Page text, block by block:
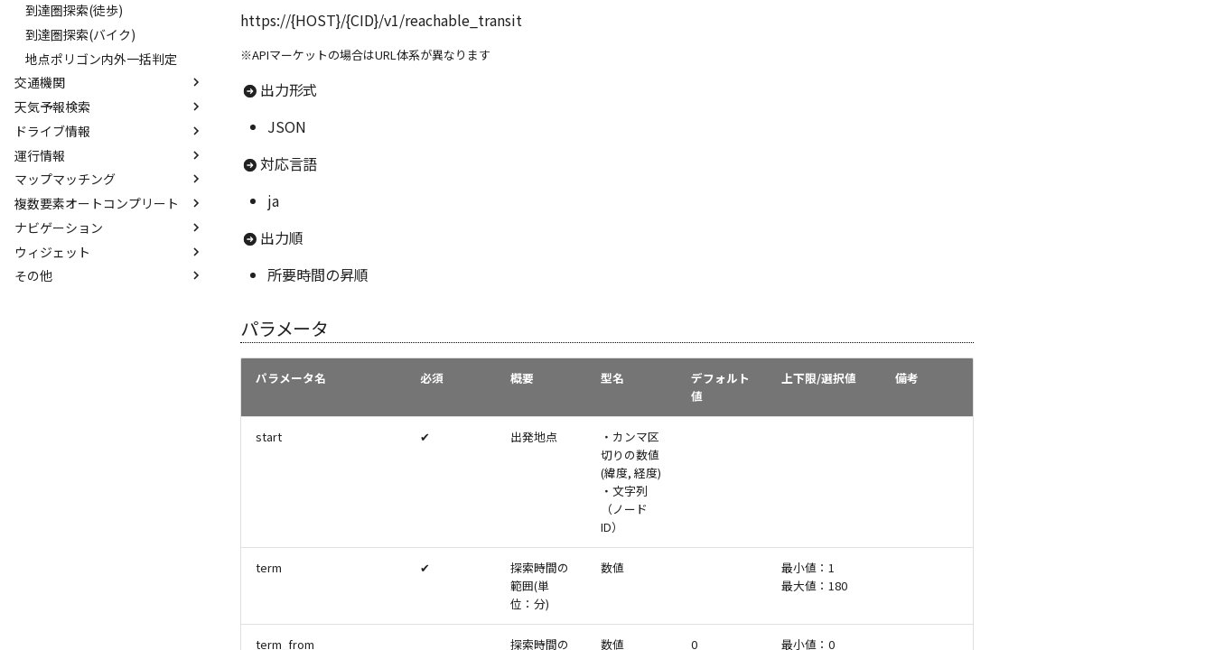
ルート形状取得(車)
ルート形状取得(自転車)
ルート形状取得(徒歩)
ルート形状取得(バイク)
ルート形状取得(EV）
多地点巡回ルート検索(車)
自動配車
配送計画(自転車)
配送計画(徒歩)
配送計画(バイク)
拠点間コスト一括高速計算(車)
緯度経度配列取得
住所別スポット件数
住所別スポットカテゴリ件数
スポット種別推定
周辺施設検索
到達圏探索(徒歩)
到達圏探索(バイク)
地点ポリゴン内外一括判定
交通機関
【交通機関検索API】
駅-バス停ID検索
駅-バス停名検索
駅-バス停オートコンプリート
最寄り駅-バス停検索
路線ID検索
路線検索
路線オートコンプリート
天気予報検索
天気予報検索
警報/注意報検索
バイオウェザー予報検索
ドライブ情報
乗降IC検索
最寄りIC検索
交差点名検索
道路検索
道路形状取得
ガソリン平均価格検索
運行情報
路線別運行情報検索
住所別運行情報検索
駅別運行情報検索
マップマッチング
マップマッチング(車)
複数要素オートコンプリート
複数要素オートコンプリート
ナビゲーション
ナビゲーション(車)
ナビゲーション(自転車)
ウィジェット
交通費計算(トータルナビ)
その他
https://{HOST}/{CID}/v1/reachable_transit
※APIマーケットの場合はURL体系が異なります
出力形式
JSON
対応言語
ja
出力順
所要時間の昇順
パラメータ
パラメータ名 必須 概要 型名
デフォルト
値
上下限/選択値 備考
start ✔ 出発地点
・カンマ区
切りの数値
(緯度, 経度)
・文字列
（ノード
ID）
term ✔
探索時間の
範囲(単
位：分)
数値
最小値：1
最大値：180
term_from
探索時間の
数値 0
最小値：0